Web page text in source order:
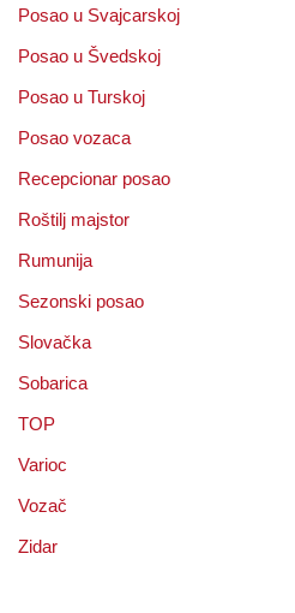
Posao u Svajcarskoj
Posao u Švedskoj
Posao u Turskoj
Posao vozaca
Recepcionar posao
Roštilj majstor
Rumunija
Sezonski posao
Slovačka
Sobarica
TOP
Varioc
Vozač
Zidar